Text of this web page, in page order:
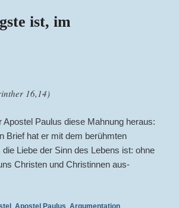
ist, im
16,14)
Paulus die­se Mahnung heraus:
Brief hat er mit dem berühmten
Liebe der Sinn des Lebens ist: ohne
Christen und Christinnen aus­
Apostel Paulus Argumentation